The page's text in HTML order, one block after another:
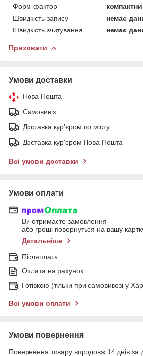
Форм-фактор
Швидкість запису
немає
Швидкість зчитування
немає
Приховати
Умови доставки
Нова Пошта
Самовивіз
Доставка кур'єром по місту
Доставка кур'єром Нова Пошта
Всі умови доставки
Умови оплати
Ви отримаєте замовлення
або гроші повернуться на вашу
Детальніше
Післяплата
Оплата на рахунок
Готівкою (тільки при самовивозі у
Всі умови оплати
Умови повернення
Повернення товару впродовж 14 днів за